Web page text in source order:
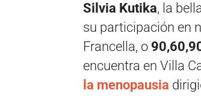
Silvia Kutika, la
su participación en
Francella, o
encuentra en Villa
la menopausia